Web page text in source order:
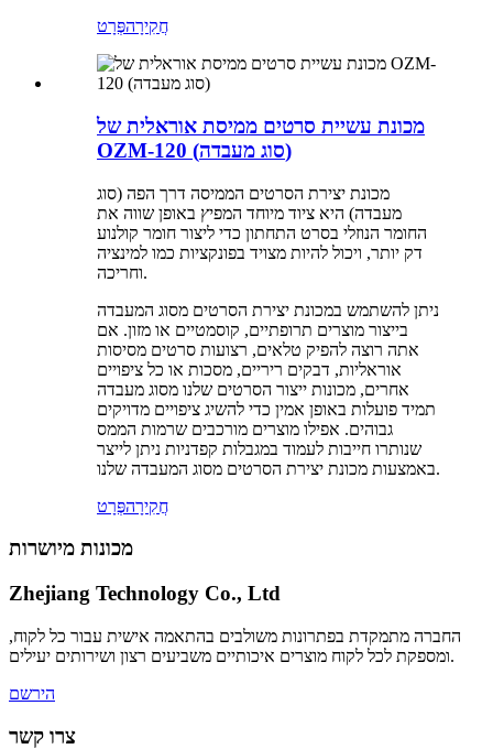
חֲקִירָהפְּרָט
מכונת עשיית סרטים ממיסת אוראלית של
OZM-120 (סוג מעבדה)
מכונת יצירת הסרטים הממיסה דרך הפה (סוג
מעבדה) היא ציוד מיוחד המפיץ באופן שווה את
החומר הנוזלי בסרט התחתון כדי ליצור חומר קולנוע
דק יותר, ויכול להיות מצויד בפונקציות כמו למינציה
וחריכה.
ניתן להשתמש במכונת יצירת הסרטים מסוג המעבדה
בייצור מוצרים תרופתיים, קוסמטיים או מזון. אם
אתה רוצה להפיק טלאים, רצועות סרטים מסיסות
אוראליות, דבקים ריריים, מסכות או כל ציפויים
אחרים, מכונות ייצור הסרטים שלנו מסוג מעבדה
תמיד פועלות באופן אמין כדי להשיג ציפויים מדויקים
גבוהים. אפילו מוצרים מורכבים שרמות הממס
שנותרו חייבות לעמוד במגבלות קפדניות ניתן לייצר
באמצעות מכונת יצירת הסרטים מסוג המעבדה שלנו.
חֲקִירָהפְּרָט
מכונות מיושרות
Zhejiang Technology Co., Ltd
החברה מתמקדת בפתרונות משולבים בהתאמה אישית עבור כל לקוח,
ומספקת לכל לקוח מוצרים איכותיים משביעים רצון ושירותים יעילים.
הירשם
צרו קשר